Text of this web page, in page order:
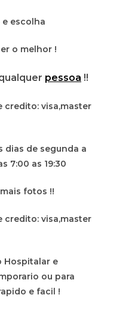
escolha
o melhor !
pessoa !!
credito: visa,master
de segunda a
7:00 as 19:30
fotos !!
credito: visa,master
Hospitalar e
ou para
e facil !